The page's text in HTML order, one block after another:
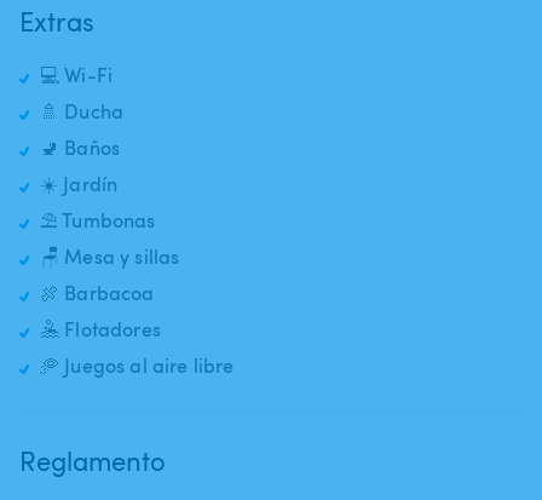
Extras
💻 Wi-Fi
🚿 Ducha
🚽 Baños
☀️ Jardín
⛱️ Tumbonas
🪑 Mesa y sillas
🍖 Barbacoa
🤽 Flotadores
🥏 Juegos al aire libre
Reglamento